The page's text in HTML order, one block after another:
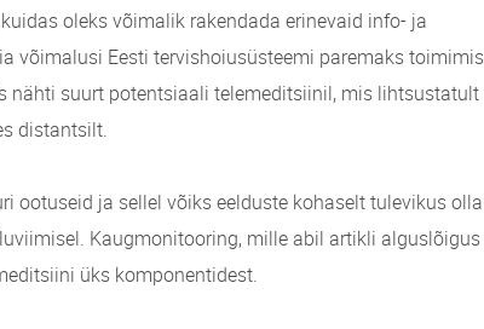
oleks võimalik rakendada erinevaid info- ja
võimalusi Eesti tervishoiusüsteemi paremaks
nähti suurt potentsiaali telemeditsiinil, mis lihtsustatult
distantsilt.
ootuseid ja sellel võiks eelduste kohaselt tulevikus
Kaugmonitooring, mille abil artikli
üks komponentidest.